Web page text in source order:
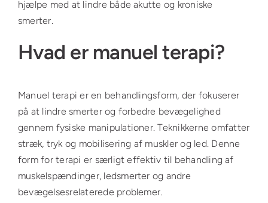
hjælpe med at lindre både akutte og kroniske
smerter.
Hvad er manuel terapi?
Manuel terapi er en behandlingsform, der fokuserer
på at lindre smerter og forbedre bevægelighed
gennem fysiske manipulationer. Teknikkerne omfatter
stræk, tryk og mobilisering af muskler og led. Denne
form for terapi er særligt effektiv til behandling af
muskelspændinger, ledsmerter og andre
bevægelsesrelaterede problemer.